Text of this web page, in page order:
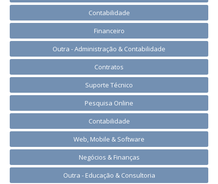
Contabilidade
Financeiro
Outra - Administração & Contabilidade
Contratos
Suporte Técnico
Pesquisa Online
Contabilidade
Web, Mobile & Software
Negócios & Finanças
Outra - Educação & Consultoria